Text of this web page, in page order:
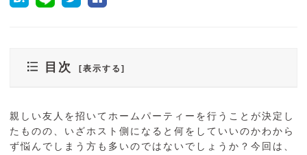
目次
親しい友人を招いてホームパーティーを行うことが決定し
たものの、いざホスト側になると何をしていいのかわから
ず悩んでしまう方も多いのではないでしょうか？今回は、